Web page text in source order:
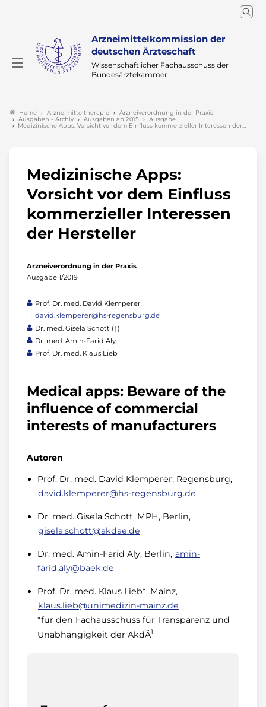
Arzneimittelkommission der
deutschen Ärzteschaft
Wissenschaftlicher Fachausschuss der
Bundesärztekammer
Home Arzneimitteltherapie
Arzneiverordnung in der Praxis
Ausgaben - Archiv
Ausgaben ab 2015
Ausgabe
Medizinische Apps: Vorsicht vor dem Einfluss kommerzieller Interessen der…
Medizinische Apps:
Vorsicht vor dem Einfluss
kommerzieller Interessen
der Hersteller
Arzneiverordnung in der Praxis
Ausgabe 1/2019
Prof. Dr. med. David Klemperer
david.klemperer@hs-regensburg.de
Dr. med. Gisela Schott (†)
Dr. med. Amin-Farid Aly
Prof. Dr. med. Klaus Lieb
Medical apps: Beware of the
influence of commercial
interests of manufacturers
Autoren
Prof. Dr. med. David Klemperer, Regensburg,
david.klemperer@hs-regensburg.de
Dr. med. Gisela Schott, MPH, Berlin,
gisela.schott@akdae.de
Dr. med. Amin-Farid Aly, Berlin, amin-
farid.aly@baek.de
Prof. Dr. med. Klaus Lieb*, Mainz,
klaus.lieb@unimedizin-mainz.de
*für den Fachausschuss für Transparenz und
Unabhängigkeit der AkdÄ1